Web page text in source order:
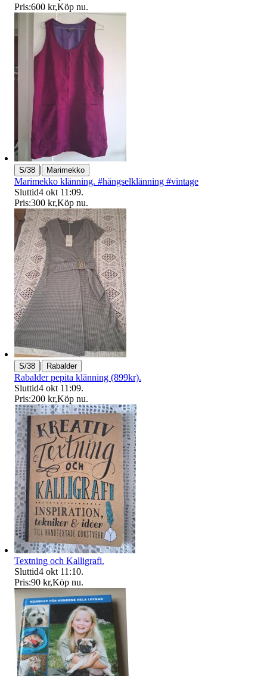
Pris:600 kr,Köp nu.
S/38 | Marimekko
Marimekko klänning. #hängselklänning #vintage
Sluttid4 okt 11:09.
Pris:300 kr,Köp nu.
S/38 | Rabalder
Rabalder pepita klänning (899kr).
Sluttid4 okt 11:09.
Pris:200 kr,Köp nu.
Textning och Kalligrafi.
Sluttid4 okt 11:10.
Pris:90 kr,Köp nu.